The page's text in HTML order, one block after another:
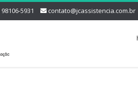
5931 contato@jcassistencia.com.br